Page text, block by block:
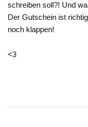
schreiben soll?! Und
Der Gutschein ist
noch klappen!
<3